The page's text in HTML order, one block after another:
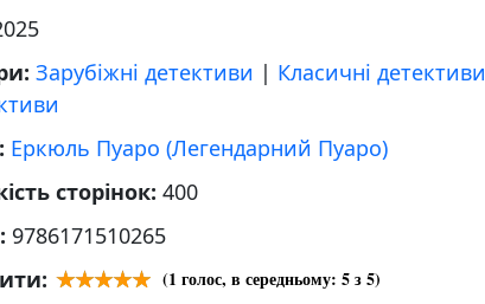
Зарубіжні детективи | Класичні детективи
Еркюль Пуаро (Легендарний Пуаро)
сторінок: 400
9786171510265
(1 голос, в середньому: 5з 5)